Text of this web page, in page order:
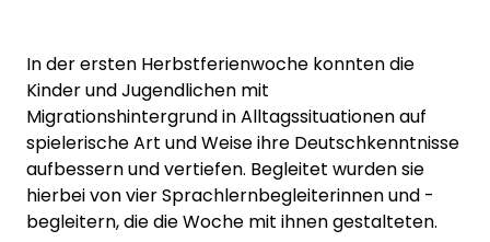
In der ersten Herbstferienwoche konnten die
Kinder und Jugendlichen mit
Migrationshintergrund in Alltagssituationen auf
spielerische Art und Weise ihre Deutschkenntnisse
aufbessern und vertiefen. Begleitet wurden sie
hierbei von vier Sprachlernbegleiterinnen und -
begleitern, die die Woche mit ihnen gestalteten.